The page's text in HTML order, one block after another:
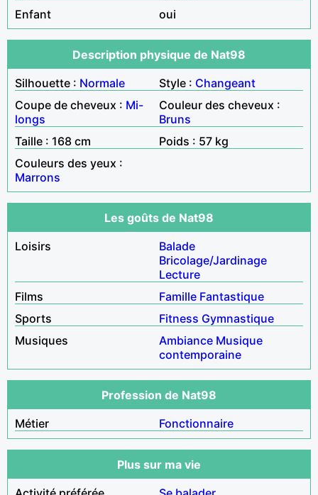
Enfant
oui
Description physique de Nat98
Silhouette : Normale Style : Changeant
Coupe de cheveux : Mi-
longs
Couleur des cheveux :
Bruns
Taille : 168 cm
Poids : 57 kg
Couleurs des yeux :
Marrons
Les goûts de Nat98
Loisirs
Balade
Bricolage/Jardinage
Lecture
Films
Famille Fantastique
Sports
Fitness Gymnastique
Musiques
Ambiance Musique
contemporaine
Profession de Nat98
Métier
Fonctionnaire
Plus sur ma vie